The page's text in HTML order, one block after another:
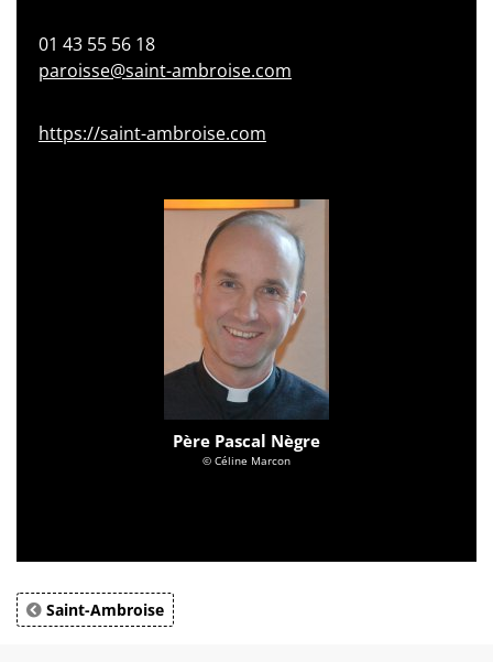
01 43 55 56 18
paroisse@saint-ambroise.com
https://saint-ambroise.com
Père Pascal Nègre
© Céline Marcon
Saint-Ambroise